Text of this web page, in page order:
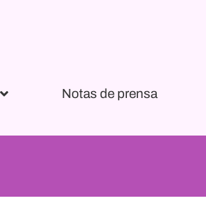
Notas de prensa